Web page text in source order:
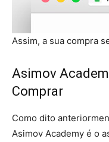
Assim, a sua compra
Asimov
Comprar
Como dito
Asimov Academy é o